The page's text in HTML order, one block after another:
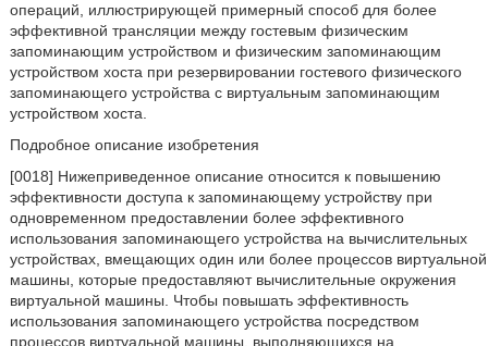
операций, иллюстрирующей примерный способ для более
эффективной трансляции между гостевым физическим
запоминающим устройством и физическим запоминающим
устройством хоста при резервировании гостевого физического
запоминающего устройства с виртуальным запоминающим
устройством хоста.
Подробное описание изобретения
[0018] Нижеприведенное описание относится к повышению
эффективности доступа к запоминающему устройству при
одновременном предоставлении более эффективного
использования запоминающего устройства на вычислительных
устройствах, вмещающих один или более процессов виртуальной
машины, которые предоставляют вычислительные окружения
виртуальной машины. Чтобы повышать эффективность
использования запоминающего устройства посредством
процессов виртуальной машины, выполняющихся на